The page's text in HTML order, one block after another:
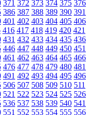
371 372 373 374 375 376
386 387 388 389 390 391
401 402 403 404 405 406
416 417 418 419 420 421
431 432 433 434 435 436
446 447 448 449 450 451
461 462 463 464 465 466
476 477 478 479 480 481
491 492 493 494 495 496
506 507 508 509 510 511
521 522 523 524 525 526
536 537 538 539 540 541
551 552 553 554 555 556